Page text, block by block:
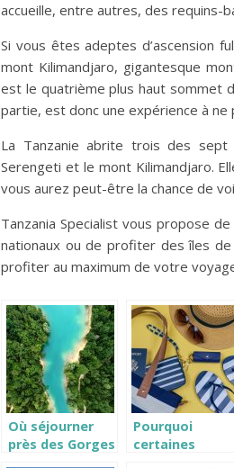
accueille, entre autres, des requins-
Si vous êtes adeptes d’ascension
mont Kilimandjaro, gigantesque
est le quatrième plus haut sommet
partie, est donc une expérience à ne
La Tanzanie abrite trois des sept
Serengeti et le mont Kilimandjaro.
vous aurez peut-être la chance de
Tanzania Specialist vous propose
nationaux ou de profiter des îles
profiter au maximum de votre
Où séjourner
près des Gorges
Pourquoi
certaines